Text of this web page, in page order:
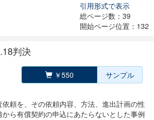
引用形式で表示
総ページ数：39
開始ページ位置：132
判決
￥550 サンプル
頼を、その依頼内容、方法、進出計画の性
ら有償契約の申込にあたらないとした事例